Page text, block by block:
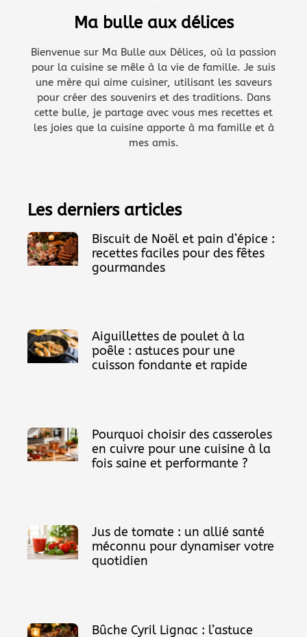
Ma bulle aux délices
Bienvenue sur Ma Bulle aux Délices, où la passion
pour la cuisine se mêle à la vie de famille. Je suis
une mère qui aime cuisiner, utilisant les saveurs
pour créer des souvenirs et des traditions. Dans
cette bulle, je partage avec vous mes recettes et
les joies que la cuisine apporte à ma famille et à
mes amis.
Les derniers articles
Biscuit de Noël et pain d’épice :
recettes faciles pour des fêtes
gourmandes
Aiguillettes de poulet à la
poêle : astuces pour une
cuisson fondante et rapide
Pourquoi choisir des casseroles
en cuivre pour une cuisine à la
fois saine et performante ?
Jus de tomate : un allié santé
méconnu pour dynamiser votre
quotidien
Bûche Cyril Lignac : l’astuce